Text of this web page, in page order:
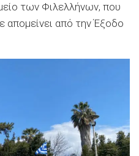
των Φιλελλήνων, που
απομείνει από την Έξοδο